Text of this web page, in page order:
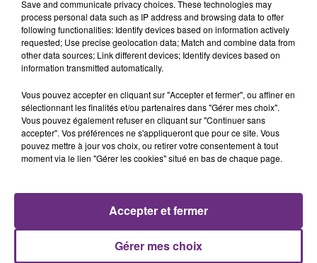
TEMPER CITY
Self Aware
SHANIA TWAIN
That Don't Impress Me
Much
Save and communicate privacy choices. These technologies may
process personal data such as IP address and browsing data to offer
following functionalities: Identify devices based on information actively
requested; Use precise geolocation data; Match and combine data from
other data sources; Link different devices; Identify devices based on
information transmitted automatically.
Vous pouvez accepter en cliquant sur "Accepter et fermer", ou affiner en
sélectionnant les finalités et/ou partenaires dans "Gérer mes choix".
Vous pouvez également refuser en cliquant sur "Continuer sans
accepter". Vos préférences ne s'appliqueront que pour ce site. Vous
pouvez mettre à jour vos choix, ou retirer votre consentement à tout
moment via le lien "Gérer les cookies" situé en bas de chaque page.
Gérer mes choix
Accepter et fermer